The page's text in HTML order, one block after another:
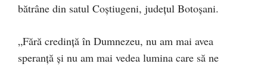
bătrâne din satul Coștiugeni, județul Botoșani.
„Fără credință în Dumnezeu, nu am mai avea
speranță și nu am mai vedea lumina care să ne